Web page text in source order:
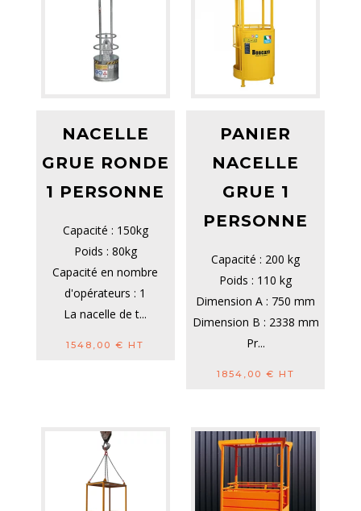
NACELLE
GRUE RONDE
1 PERSONNE
Capacité : 150kg
Poids : 80kg
Capacité en nombre
d'opérateurs : 1
La nacelle de t...
1548,00€ HT
PANIER
NACELLE
GRUE 1
PERSONNE
Capacité : 200 kg
Poids : 110 kg
Dimension A : 750 mm
Dimension B : 2338 mm
Pr...
1854,00 € HT